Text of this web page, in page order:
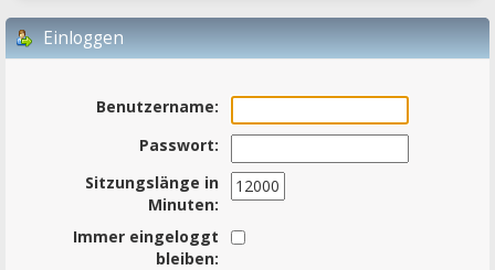
Einloggen
Benutzername:
Passwort:
Sitzungslänge in
Minuten:
Immer eingeloggt
bleiben: